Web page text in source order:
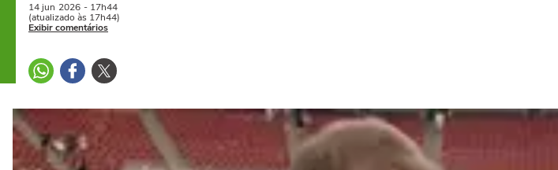
14 jun 2026 - 17h44
(atualizado às 17h44)
Exibir comentários